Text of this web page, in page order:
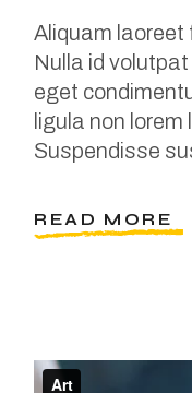
Aliquam laoreet
Nulla id
eget
ligula non
Suspendisse
READ MORE